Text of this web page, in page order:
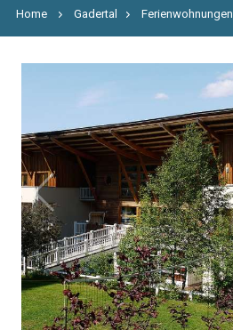
Home Gadertal Ferienwohnungen